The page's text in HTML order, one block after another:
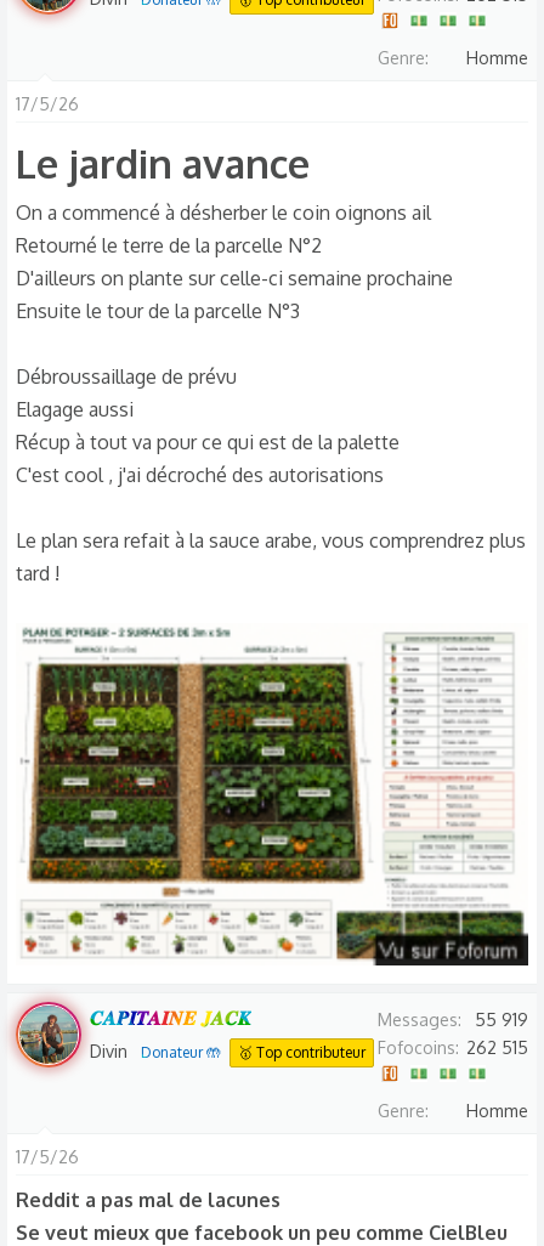
Genre Homme
17/5/26
Le jardin avance​
On a commencé à désherber le coin oignons ail
Retourné le terre de la parcelle N°2
D'ailleurs on plante sur celle-ci semaine prochaine
Ensuite le tour de la parcelle N°3
Débroussaillage de prévu
Elagage aussi
Récup à tout va pour ce qui est de la palette
C'est cool , j'ai décroché des autorisations
Le plan sera refait à la sauce arabe, vous comprendrez plus
tard !
𝑪𝑨𝑷𝑰𝑻𝑨𝑰𝑵𝑬 𝑱𝑨𝑪𝑲
Divin Donateur 🤲 🥇 Top contributeur
Messages
55 919
Fofocoins
262 515
Genre Homme
17/5/26
Reddit a pas mal de lacunes
Se veut mieux que facebook un peu comme CielBleu